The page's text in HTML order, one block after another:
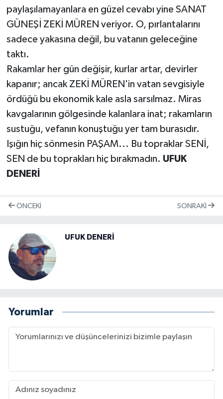
paylaşılamayanlara en güzel cevabı yine SANAT
GÜNEŞİ ZEKİ MÜREN veriyor. O, pırlantalarını
sadece yakasına değil, bu vatanın geleceğine
taktı.
​Rakamlar her gün değişir, kurlar artar, devirler
kapanır; ancak ZEKİ MÜREN'in vatan sevgisiyle
ördüğü bu ekonomik kale asla sarsılmaz. Miras
kavgalarının gölgesinde kalanlara inat; rakamların
sustuğu, vefanın konuştuğu yer tam burasıdır.
​Işığın hiç sönmesin PAŞAM... Bu topraklar SENİ,
SEN de bu toprakları hiç bırakmadın. UFUK
DENERİ
ÖNCEKI SONRAKI
UFUK DENERİ
Yorumlar